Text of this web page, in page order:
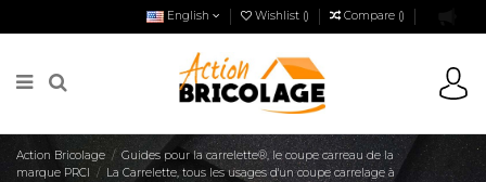
English Wishlist () Compare ()
Action Bricolage
Guides pour la carrelette®, le coupe carreau de la
marque PRCI
La Carrelette, tous les usages d'un coupe carrelage à